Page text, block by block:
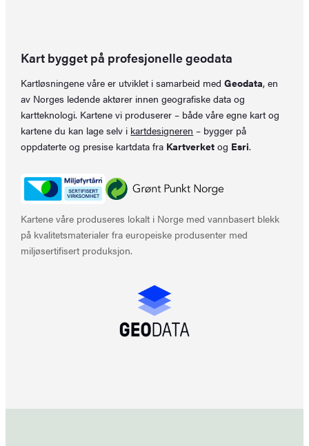
Kart bygget på profesjonelle geodata
Kartløsningene våre er utviklet i samarbeid medGeodata, en
av Norges ledende aktører innen geografiske data og
kartteknologi. Kartene vi produserer – både våre egne kart og
kartene du kan lage selv i kartdesigneren – bygger på
oppdaterte og presise kartdata fra Kartverket og Esri.
Kartene våre produseres lokalt i Norge med vannbasert blekk
på kvalitetsmaterialer fra europeiske produsenter med
miljøsertifisert produksjon.